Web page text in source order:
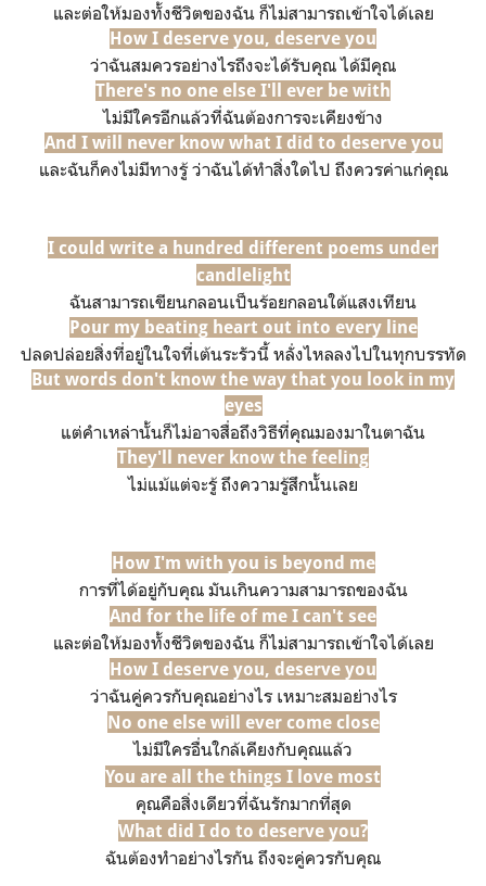
และต่อให้มองทั้งชีวิตของฉัน ก็ไม่สามารถเข้าใจได้เลย
How I deserve you, deserve you
ว่าฉันสมควรอย่างไรถึงจะได้รับคุณได้มีคุณ
There's no one else I'll ever be with
ไม่มีใครอีกแล้วที่ฉันต้องการจะเคียงข้าง
And I will never know what I did to deserve you
และฉันก็คงไม่มีทางรู้ ว่าฉันได้ทำสิ่งใดไป ถึงควรค่าแก่คุณ
I could write a hundred different poems under
candlelight
ฉันสามารถเขียนกลอนเป็นร้อยกลอนใต้แสงเทียน
Pour my beating heart out into every line
ปลดปล่อยสิ่งที่อยู่ในใจที่เต้นระรัวนี้ หลั่งไหลลงไปในทุกบรรทัด
But words don't know the way that you look in my
eyes
แต่คำเหล่านั้นก็ไม่อาจสื่อถึงวิธีที่คุณมองมาในตาฉัน
They'll never know the feeling
ไม่แม้แต่จะรู้ ถึงความรู้สึกนั้นเลย
How I'm with you is beyond me
การที่ได้อยู่กับคุณ มันเกินความสามารถของฉัน
And for the life of me I can't see
และต่อให้มองทั้งชีวิตของฉัน ก็ไม่สามารถเข้าใจได้เลย
How I deserve you, deserve you
ว่าฉันคู่ควรกับคุณอย่างไร​ เหมาะสมอย่างไร
No one else will ever come close
ไม่มีใครอื่นใกล้เคียงกับคุณแล้ว
You are all the things I love most
คุณคือสิ่งเดียวที่ฉันรักมากที่สุด
What did I do to deserve you?
ฉันต้องทำอย่างไรกัน ถึงจะคู่ควรกับคุณ